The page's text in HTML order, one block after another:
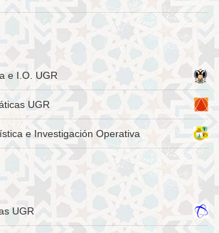
e I.O. UGR
UGR
e Investigación Operativa
UGR